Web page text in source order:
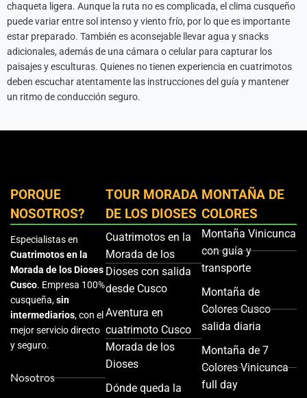
chaqueta ligera. Aunque la ruta no es complicada, el clima cusqueño
puede variar entre sol intenso y viento frío, por lo que es importante
estar preparado. También es aconsejable llevar agua y snacks
adicionales, además de una cámara o celular para capturar los
paisajes y esculturas. Quienes no tienen experiencia en cuatrimotos
deben escuchar atentamente las instrucciones del guía y mantener
un ritmo de conducción seguro.
PORQUE
NOSOTROS?
Especialistas en
Cuatrimotos en la
Morada de los Dioses
Cusco. Empresa 100%
cusqueña,sin
intermediarios, con el
mejor servicio directo
y seguro.
Nosotros
TOUR MORADA
DE LOS DIOSES
Cuatrimotos en la
Morada de los
Dioses con salida
desde Cusco
Aventura en
cuatrimoto Cusco
Morada de los
Dioses
Dónde queda la
MONTAÑA DE
COLORES
Montaña Vinicunca
con guía y
transporte
Montaña de
Colores Cusco
salida diaria
Montaña de 7
Colores Vinicunca
full day